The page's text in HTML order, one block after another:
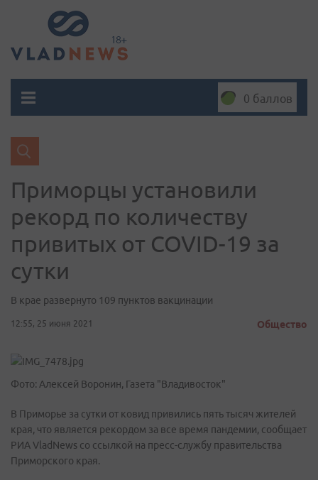
0 баллов
Приморцы установили
рекорд по количеству
привитых от COVID-19 за
сутки
В крае развернуто 109 пунктов вакцинации
12:55, 25 июня 2021 Общество
Фото: Алексей Воронин, Газета "Владивосток"
В Приморье за сутки от ковид привились пять тысяч жителей
края, что является рекордом за все время пандемии, сообщает
РИА VladNews со ссылкой на пресс-службу правительства
Приморского края.